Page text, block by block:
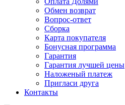
Обмен возврат
Вопрос-ответ
Сборка
Карта покупателя
Бонусная программа
Гарантия
Гарантия лучшей цены
Наложеный платеж
Пригласи друга
Контакты